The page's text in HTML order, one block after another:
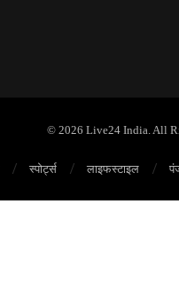
© 2026 Live24 India. All
स्पोर्ट्स लाइफस्टाइल